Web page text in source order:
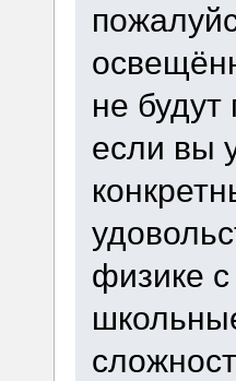
не
если вы
физике